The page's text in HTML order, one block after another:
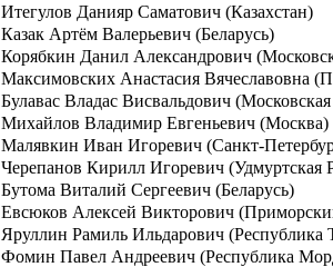
Итегулов Данияр Саматович (Казахстан)
Казак Артём Валерьевич (Беларусь)
Корябкин Данил Александрович
Максимовских Анастасия Вячеславовна
Булавас Владас Висвальдович (Московская
Михайлов Владимир Евгеньевич (Москва)
Малявкин Иван Игоревич (Санкт-
Черепанов Кирилл Игоревич (Удмуртская
Бутома Виталий Сергеевич (Беларусь)
Евсюков Алексей Викторович
Яруллин Рамиль Ильдарович (Республика
Фомин Павел Андреевич (Республика